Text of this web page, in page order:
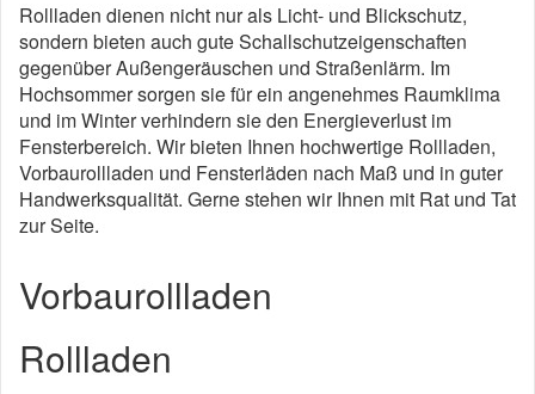
Rollladen dienen nicht nur als Licht- und Blickschutz,
sondern bieten auch gute Schallschutzeigenschaften
gegenüber Außengeräuschen und Straßenlärm. Im
Hochsommer sorgen sie für ein angenehmes Raumklima
und im Winter verhindern sie den Energieverlust im
Fensterbereich. Wir bieten Ihnen hochwertige Rollladen,
Vorbaurollladen und Fensterläden nach Maß und in guter
Handwerksqualität. Gerne stehen wir Ihnen mit Rat und Tat
zur Seite.
Vorbaurollladen
Rollladen